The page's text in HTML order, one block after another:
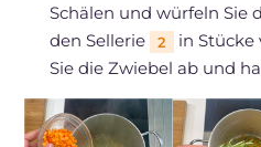
Schälen und würfeln Sie
den Sellerie
2
in Stücke
Sie die Zwiebel ab und